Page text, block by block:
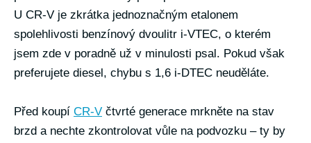
U CR-V je zkrátka jednoznačným etalonem
spolehlivosti benzínový dvoulitr i-VTEC, o kterém
jsem zde v poradně už v minulosti psal. Pokud však
preferujete diesel, chybu s 1,6 i-DTEC neuděláte.
Před koupí CR-V čtvrté generace mrkněte na stav
brzd a nechte zkontrolovat vůle na podvozku – ty by